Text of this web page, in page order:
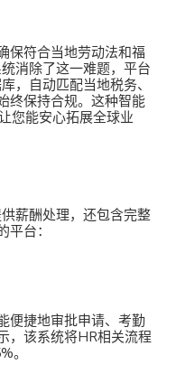
保符合当地劳动法和福
消除了这一难题，平台
，自动匹配当地税务、
终保持合规。这种智能
您能安心拓展全球业
薪酬处理，还包含完整
台：
便捷地审批申请、考勤
，该系统将HR相关流程
。